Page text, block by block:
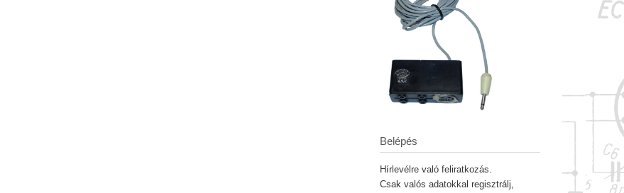
Belépés
Hírlevélre való feliratkozás.
Csak valós adatokkal regisztrálj,